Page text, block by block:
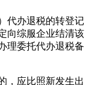
代办退税的转登记
向综服企业结清该
理委托代办退税备
，应比照新发生出